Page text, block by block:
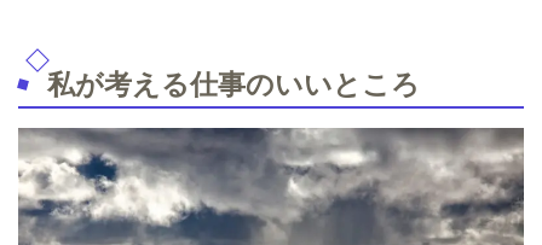
私が考える仕事のいいところ